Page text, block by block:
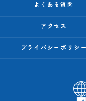
よくある質問
アクセス
プライバシーポリシー